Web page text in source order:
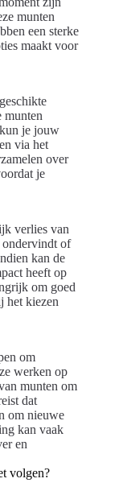
munten
een sterke
maakt voor
munten
je jouw
via het
over
je
verlies van
ondervindt of
kan de
heeft op
om goed
het kiezen
om
werken op
munten om
dat
om nieuwe
kan vaak
en
volgen?